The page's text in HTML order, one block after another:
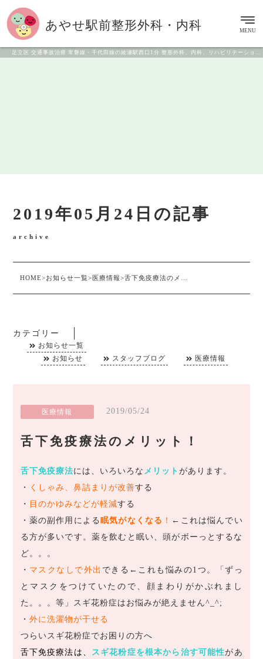
足立区 交通事故治療 常磐線・千代田線の綾瀬駅西口1分 整形外科、内科、リハビリテーション科
あやせ駅前整形外科・内科 MENU
2019年05月24日の記事
archive
HOME>お知らせ一覧> 医療情報>
カテゴリー
お知らせ一覧
お知らせ
スタッフブログ 医療情報
医療情報 2019/05/24
舌下免疫療法のメリット！
舌下免疫療法には、いろいろな メリット があります。
・ くしゃみ、鼻詰まりが改善する
・ 目のかゆみなどが軽減する
・薬の副作用による 眠気がなくなる ！ ← これは悩んでい
る方が多いです。薬を飲むと眠い、頭がボーっとするな
ど。。。
・ マスクなしで外出 できる ← これも悩みの1つ。「ずっ
とマスクをつけていたので、顔まわりがかぶれまし
た。。。等」スギ花粉症はお悩みが絶えません^_^;
・ 外に洗濯物が干せる
つらいスギ花粉症でお困りの方へ
舌下免疫療法は、 スギ花粉症を根本から治す可能性があ